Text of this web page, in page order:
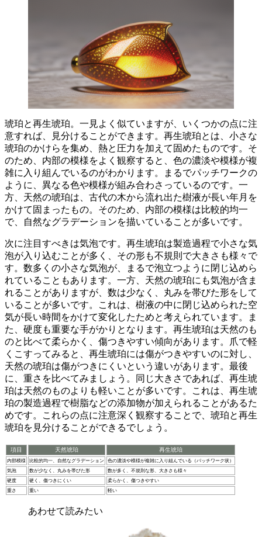
琥珀と再生琥珀。一見よく似ていますが、いくつかの点に注
意すれば、見分けることができます。再生琥珀とは、小さな
琥珀のかけらを集め、熱と圧力を加えて固めたものです。そ
のため、 内部の模様をよく観察すると、色の濃淡や模様が複
雑に入り組んでいるのがわかります。まるでパッチワークの
ように、異なる色や模様が組み合わさっているのです。一
方、天然の琥珀は、古代の木から流れ出た樹液が長い年月を
かけて固まったもの。そのため、内部の模様は比較的均一
で、
自然なグラデーションを描いていることが多いです。
次に注目すべきは気泡です。再生琥珀は製造過程で小さな気
泡が入り込むことが多く、その形も不規則で大きさも様々で
す。数多くの小さな気泡が、まるで泡立つように閉じ込めら
れていることもあります。一方、天然の琥珀にも気泡が含ま
れることがありますが、 数は少なく、丸みを帯びた形をして
いることが多いです。これは、樹液の中に閉じ込められた空
気が長い時間をかけて変化したためと考えられています。ま
た、 硬度も重要な手がかりとなります。再生琥珀は天然のも
のと比べて柔らかく、傷つきやすい傾向があります。爪で軽
くこすってみると、再生琥珀には傷がつきやすいのに対し、
天然の琥珀は傷がつきにくいという違いがあります。最後
に、 重さ を比べてみましょう。同じ大きさであれば、再生琥
珀は天然のものよりも軽いことが多いです。これは、再生琥
珀の製造過程で樹脂などの添加物が加えられることがあるた
めです。これらの点に注意深く観察することで、琥珀と再生
琥珀を見分けることができるでしょう。
項目 天然琥珀 再生琥珀
内部模様 比較的均一、自然なグラデーション
色の濃淡や模様が複雑に入り組んでいる（パッチワーク状）
気泡
数が少なく、丸みを帯びた形
数が多く、不規則な形、大きさも様々
硬度
硬く、傷つきにくい
柔らかく、傷つきやすい
重さ
重い 軽い
あわせて読みたい